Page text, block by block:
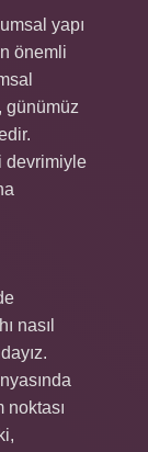
yapı
önemli
günümüz
devrimiyle
nasıl
noktası